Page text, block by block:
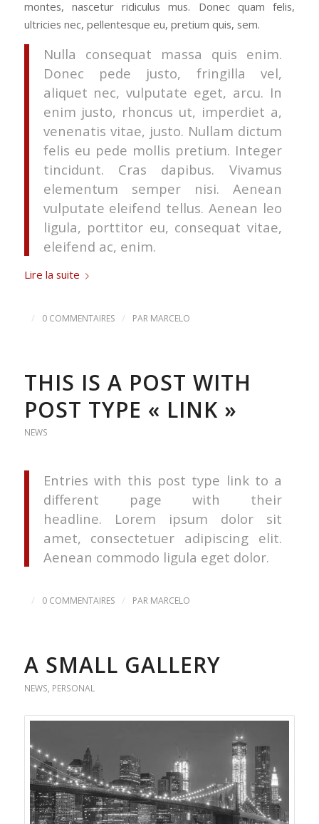
montes, nascetur ridiculus mus. Donec quam felis,
ultricies nec, pellentesque eu, pretium quis, sem.
Nulla consequat massa quis enim.
Donec pede justo, fringilla vel,
aliquet nec, vulputate eget, arcu. In
enim justo, rhoncus ut, imperdiet a,
venenatis vitae, justo. Nullam dictum
felis eu pede mollis pretium. Integer
tincidunt. Cras dapibus. Vivamus
elementum semper nisi. Aenean
vulputate eleifend tellus. Aenean leo
ligula, porttitor eu, consequat vitae,
eleifend ac, enim.
Lire la suite
/ 0 COMMENTAIRES / PAR MARCELO
THIS IS A POST WITH
POST TYPE « LINK »
NEWS
Entries with this post type link to a
different page with their
headline. Lorem ipsum dolor sit
amet, consectetuer adipiscing elit.
Aenean commodo ligula eget dolor.
/ 0 COMMENTAIRES / PAR MARCELO
A SMALL GALLERY
NEWS, PERSONAL